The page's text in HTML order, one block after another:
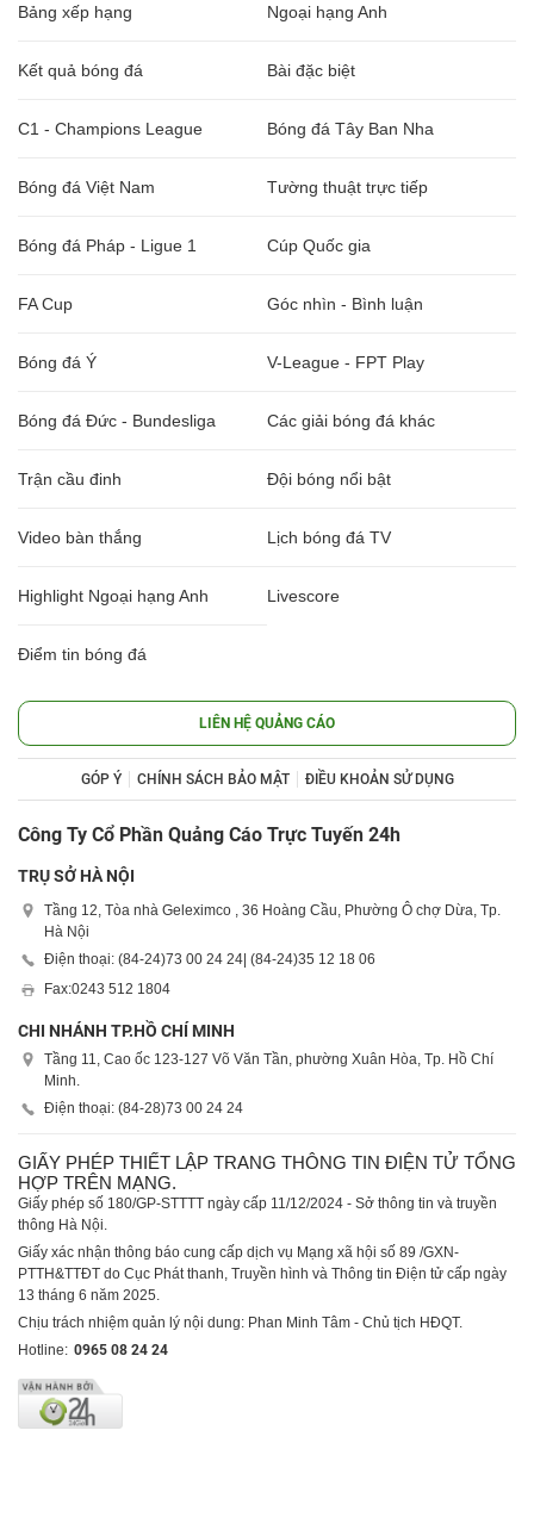
Bảng xếp hạng Ngoại hạng Anh
Kết quả bóng đá Bài đặc biệt
C1 - Champions League Bóng đá Tây Ban Nha
Bóng đá Việt Nam Tường thuật trực tiếp
Bóng đá Pháp - Ligue 1 Cúp Quốc gia
FA Cup Góc nhìn - Bình luận
Bóng đá Ý V-League - FPT Play
Bóng đá Đức - Bundesliga Các giải bóng đá khác
Trận cầu đinh Đội bóng nổi bật
Video bàn thắng Lịch bóng đá TV
Highlight Ngoại hạng Anh Livescore
Điểm tin bóng đá
LIÊN HỆ QUẢNG CÁO
GÓP Ý CHÍNH SÁCH BẢO MẬT ĐIỀU KHOẢN SỬ DỤNG
Công Ty Cổ Phần Quảng Cáo Trực Tuyến 24h
TRỤ SỞ HÀ NỘI
Tầng 12, Tòa nhà Geleximco , 36 Hoàng Cầu, Phường Ô chợ Dừa, Tp.
Hà Nội
Điện thoại: (84-24)73 00 24 24| (84-24)35 12 18 06
Fax:0243 512 1804
CHI NHÁNH TP.HỒ CHÍ MINH
Tầng 11, Cao ốc 123-127 Võ Văn Tần, phường Xuân Hòa, Tp. Hồ Chí
Minh.
Điện thoại: (84-28)73 00 24 24
GIẤY PHÉP THIẾT LẬP TRANG THÔNG TIN ĐIỆN TỬ TỔNG
HỢP TRÊN MẠNG.
Giấy phép số 180/GP-STTTT ngày cấp 11/12/2024 - Sở thông tin và truyền
thông Hà Nội.
Giấy xác nhận thông báo cung cấp dịch vụ Mạng xã hội số 89 /GXN-
PTTH&TTĐT do Cục Phát thanh, Truyền hình và Thông tin Điện tử cấp ngày
13 tháng 6 năm 2025.
Chịu trách nhiệm quản lý nội dung: Phan Minh Tâm - Chủ tịch HĐQT.
Hotline: 0965 08 24 24